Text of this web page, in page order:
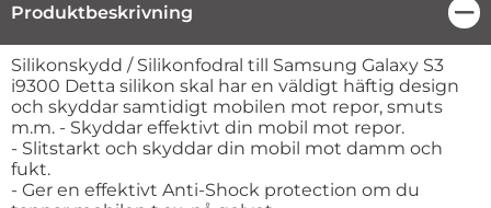
Produktbeskrivning
Produktbeskrivning
Silikonskydd / Silikonfodral till Samsung Galaxy S3
i9300 Detta silikon skal har en väldigt häftig design
och skyddar samtidigt mobilen mot repor, smuts
m.m. - Skyddar effektivt din mobil mot repor.
- Slitstarkt och skyddar din mobil mot damm och
fukt.
- Ger en effektivt Anti-Shock protection om du